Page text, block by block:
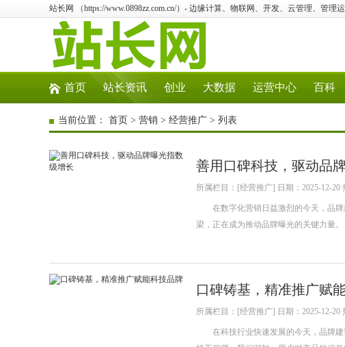
站长网 （https://www.0898zz.com.cn/）- 边缘计算、物联网、开发、云管理、管理
首页 站长资讯 创业 大数据 运营中心 百科
当前位置： 首页 > 营销 > 经营推广 > 列表
善用口碑科技，驱动品
所属栏目：[经营推广] 日期：2025-12-20
在数字化营销日益激烈的今天，品牌
梁，正在成为推动品牌曝光的关键力
口碑铸基，精准推广赋
所属栏目：[经营推广] 日期：2025-12-20
在科技行业快速发展的今天，品牌建